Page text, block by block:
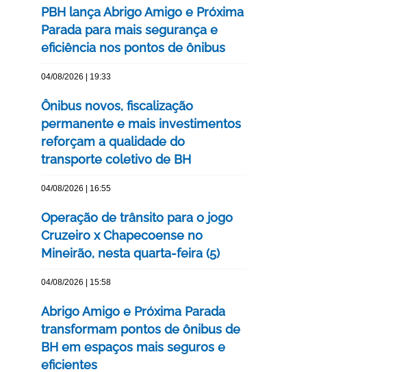
PBH lança Abrigo Amigo e Próxima
Parada para mais segurança e
eficiência nos pontos de ônibus
04/08/2026 | 19:33
Ônibus novos, fiscalização
permanente e mais investimentos
reforçam a qualidade do
transporte coletivo de BH
04/08/2026 | 16:55
Operação de trânsito para o jogo
Cruzeiro x Chapecoense no
Mineirão, nesta quarta-feira (5)
04/08/2026 | 15:58
Abrigo Amigo e Próxima Parada
transformam pontos de ônibus de
BH em espaços mais seguros e
eficientes